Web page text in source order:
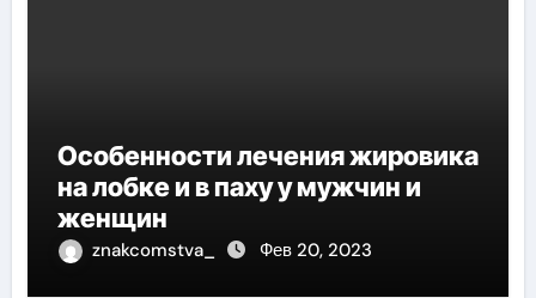
Особенности лечения жировика
на лобке и в паху у мужчин и
женщин
znakcomstva_ Фев 20, 2023